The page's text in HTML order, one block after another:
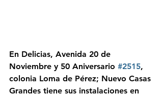
En Delicias, Avenida 20 de
Noviembre y 50 Aniversario #2515,
colonia Loma de Pérez; Nuevo Casas
Grandes tiene sus instalaciones en